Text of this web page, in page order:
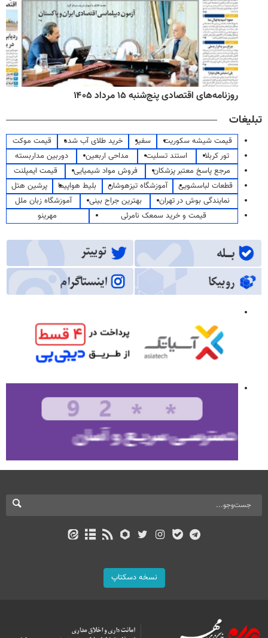
روزنامه‌های اقتصادی پنج‌شنبه ۱۵ مرداد ۱۴۰۵
تبلیغات
قیمت شیشه سکوریت سفیر خرید طلای آب شده
قیمت موکت
تور کربلا
استند تسلیت مداحی اربعین
دوربین مداربسته
مرجع پاسخ معتبر پزشکان
فروش مواد شیمیایی
قیمت ایمپلنت
قطعات لباسشویی
آموزشگاه تیزهوشان بلیط هواپیما
پرشین هتل
نمایندگی بوش در تهران
بهترین جراح بینی
آموزشگاه زبان ملل
قیمت و خرید سمعک نامرئی
مهرینو
نسخه دسکتاپ